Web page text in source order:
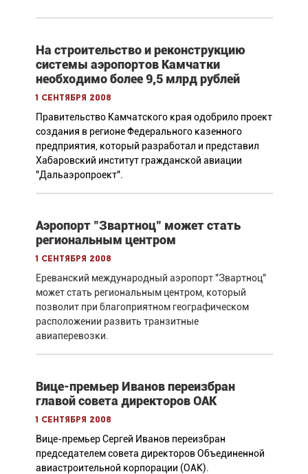
На строительство и реконструкцию
системы аэропортов Камчатки
необходимо более 9,5 млрд рублей
1 сентября 2008
Правительство Камчатского края одобрило проект
создания в регионе Федерального казенного
предприятия, который разработал и представил
Хабаровский институт гражданской авиации
"Дальаэропроект".
Аэропорт "Звартноц" может стать
региональным центром
1 сентября 2008
Ереванский международный аэропорт "Звартноц"
может стать региональным центром, который
позволит при благоприятном географическом
расположении развить транзитные
авиаперевозки.
Вице-премьер Иванов переизбран
главой совета директоров ОАК
1 сентября 2008
Вице-премьер Сергей Иванов переизбран
председателем совета директоров Объединенной
авиастроительной корпорации (ОАК).